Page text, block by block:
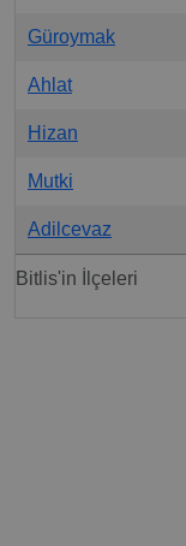
Bitlis'in İlçeleri
Güroymak
Ahlat
Hizan
Mutki
Adilcevaz